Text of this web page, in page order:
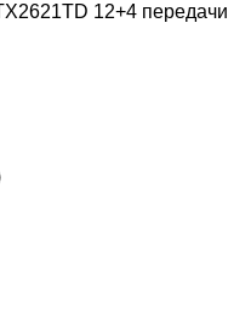
12+4 передачи